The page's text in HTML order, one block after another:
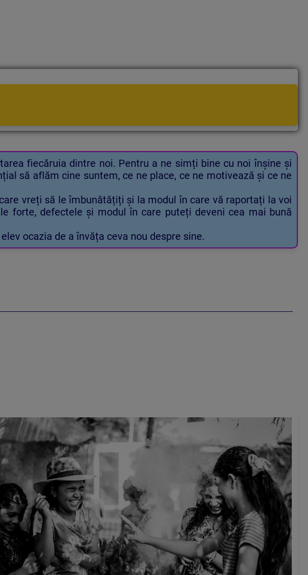
fiecăruia dintre noi. Pentru a ne simți bine cu noi înșine și
să aflăm cine suntem, ce ne place, ce ne motivează și ce ne
vreți să le îmbunătățiți și la modul în care vă raportați la voi
forte, defectele și modul în care puteți deveni cea mai bună
ocazia de a învăța ceva nou despre sine.